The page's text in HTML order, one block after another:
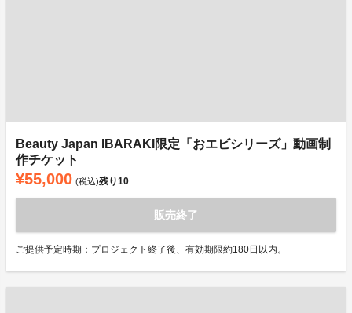
Beauty Japan IBARAKI限定「おエビシリーズ」動画制
作チケット
¥55,000 (税込)残り10
販売終了
ご提供予定時期：プロジェクト終了後、有効期限約180日以内。